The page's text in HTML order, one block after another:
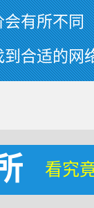
会有所不同
合适的网
看究